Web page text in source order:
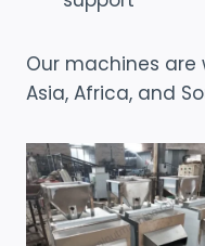
Our machines are
Asia, Africa, and